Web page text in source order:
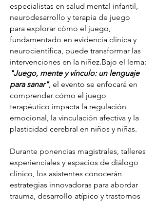
especialistas en salud mental infantil,
neurodesarrollo y terapia de juego
para explorar cómo el juego,
fundamentado en evidencia clínica y
neurocientífica, puede transformar las
intervenciones en la niñez.Bajo el lema:
"Juego, mente y vínculo: un lenguaje
para sanar", el evento se enfocará en
comprender cómo el juego
terapéutico impacta la regulación
emocional, la vinculación afectiva y la
plasticidad cerebral en niños y niñas.
Durante ponencias magistrales, talleres
experienciales y espacios de diálogo
clínico, los asistentes conocerán
estrategias innovadoras para abordar
trauma, desarrollo atípico y trastornos